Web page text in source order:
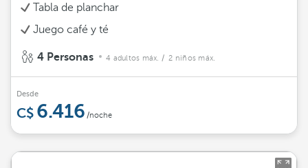
Tabla de planchar
Juego café y té
4 Personas 4 adultos máx. / 2 niños máx.
Desde
6.416 /noche